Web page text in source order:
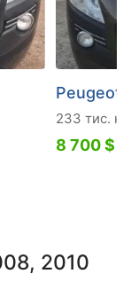
Peugeot
233 тис. км
8 700 $
2010